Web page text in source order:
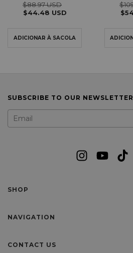
$88.97 USD
$44.48 USD
SUBSCRIBE TO OUR NEWSLETTER
SHOP
NAVIGATION
CONTACT US